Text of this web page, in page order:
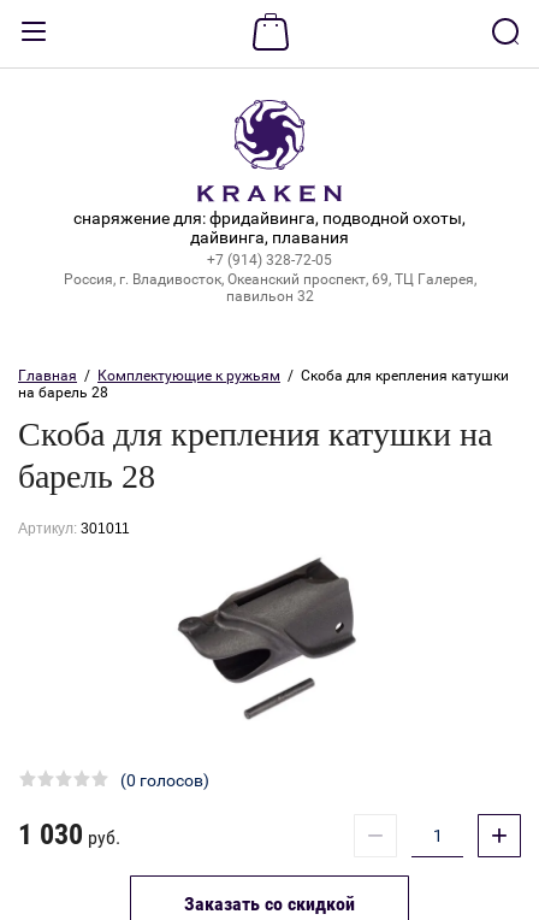
Регистрация
снаряжение для: фридайвинга, подводной охоты,
дайвинга, плавания
+7 (914) 328-72-05
Россия, г. Владивосток, Океанский проспект, 69, ТЦ Галерея,
павильон 32
Главная
  /
Комплектующие к ружьям
  /  Скоба для крепления катушки
на барель 28
Скоба для крепления катушки на
барель 28
Артикул: 301011
(0 голосов)
1 030 руб. − +
Заказать со скидкой